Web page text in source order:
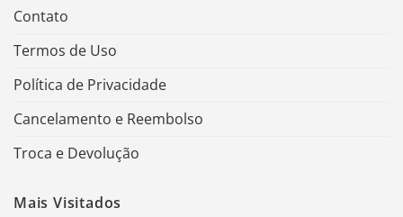
Contato
Termos de Uso
Política de Privacidade
Cancelamento e Reembolso
Troca e Devolução
Mais Visitados